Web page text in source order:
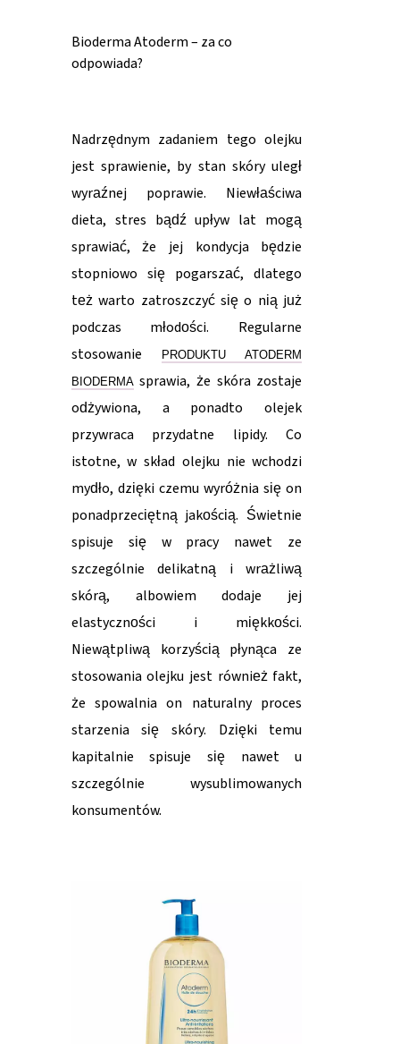
Bioderma Atoderm – za co
odpowiada?
Nadrzędnym zadaniem tego olejku
jest sprawienie, by stan skóry uległ
wyraźnej poprawie. Niewłaściwa
dieta, stres bądź upływ lat mogą
sprawiać, że jej kondycja będzie
stopniowo się pogarszać, dlatego
też warto zatroszczyć się o nią już
podczas młodości. Regularne
stosowanie
PRODUKTU ATODERM
BIODERMAsprawia, że skóra zostaje
odżywiona, a ponadto olejek
przywraca przydatne lipidy. Co
istotne, w skład olejku nie wchodzi
mydło, dzięki czemu wyróżnia się on
ponadprzeciętną jakością. Świetnie
spisuje się w pracy nawet ze
szczególnie delikatną i wrażliwą
skórą, albowiem dodaje jej
elastyczności i miękkości.
Niewątpliwą korzyścią płynąca ze
stosowania olejku jest również fakt,
że spowalnia on naturalny proces
starzenia się skóry. Dzięki temu
kapitalnie spisuje się nawet u
szczególnie wysublimowanych
konsumentów.